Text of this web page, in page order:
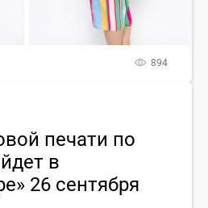
894
печати по
в
26 сентября